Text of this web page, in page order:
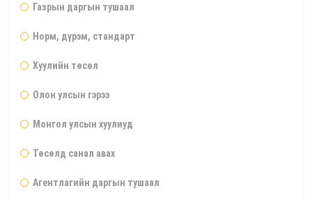
Газрын даргын тушаал
Норм, дүрэм, стандарт
Хуулийн төсөл
Олон улсын гэрээ
Монгол улсын хуулиуд
Төсөлд санал авах
Агентлагийн даргын тушаал